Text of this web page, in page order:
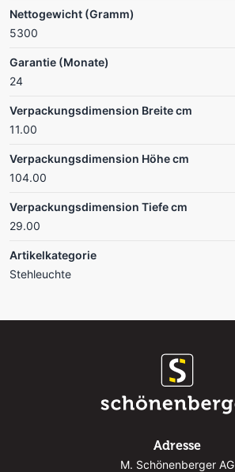
Nettogewicht (Gramm)
5300
Garantie (Monate)
24
Verpackungsdimension Breite cm
11.00
Verpackungsdimension Höhe cm
104.00
Verpackungsdimension Tiefe cm
29.00
Artikelkategorie
Stehleuchte
Adresse
M. Schönenberger AG